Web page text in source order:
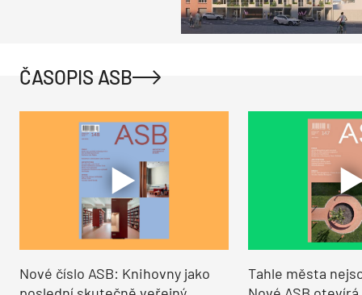
ČASOPIS ASB
Nové číslo ASB: Knihovny jako
Tahle města